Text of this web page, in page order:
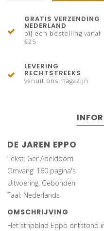
GRATIS VERZENDING
NEDERLAND
bij een bestelling vanaf
€25
LEVERING
RECHTSTREEKS
vanuit ons magazijn
DE JAREN EPPO
Tekst: Ger Apeldoorn
Omvang: 160 pagina's
Uitvoering: Gebonden
Taal: Nederlands
OMSCHRIJVING
Het stripblad Eppo ontstond